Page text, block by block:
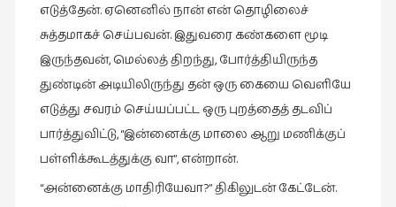
எடுத்தேன். ஏனெனில் நான் என் தொழிலைச்
சுத்தமாகச் செய்பவன். இதுவரை கண்களை மூடி
இருந்தவன், மெல்லத் திறந்து, போர்த்தியிருந்த
துண்டின் அடியிலிருந்து தன் ஒரு கையை வெளியே
எடுத்து சவரம் செய்யப்பட்ட ஒரு புறத்தைத் தடவிப்
பார்த்துவிட்டு, “இன்னைக்கு மாலை ஆறு மணிக்குப்
பள்ளிக்கூடத்துக்கு வா”, என்றான்.
“அன்னைக்கு மாதிரியேவா?” திகிலுடன் கேட்டேன்.